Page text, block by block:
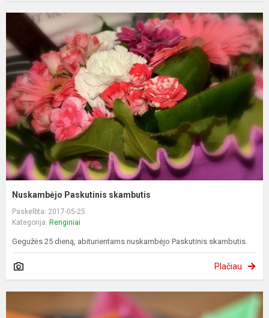
Nuskambėjo Paskutinis skambutis
Paskelbta: 2017-05-25
Kategorija: Renginiai
Gegužės 25 dieną, abiturientams nuskambėjo Paskutinis skambutis.
Plačiau